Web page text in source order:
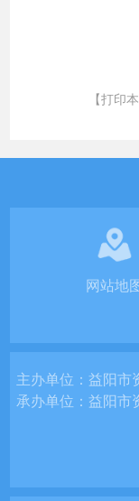
【打印
网站地
主办单位：益阳市
承办单位：益阳市